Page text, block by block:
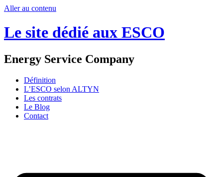
Aller au contenu
Le site dédié aux ESCO
Energy Service Company
Définition
L’ESCO selon ALTYN
Les contrats
Le Blog
Contact